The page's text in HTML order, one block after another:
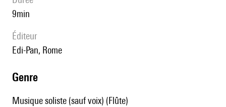
9min
éditeur
Edi-Pan, Rome
genre
Musique soliste (sauf voix) (Flûte)